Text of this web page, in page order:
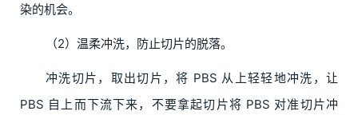
染的机会。
（2）温柔冲洗，防止切片的脱落。
冲洗切片，取出切片，将 PBS 从上轻轻地冲洗，让
PBS 自上而下流下来，不要拿起切片将 PBS 对准切片冲